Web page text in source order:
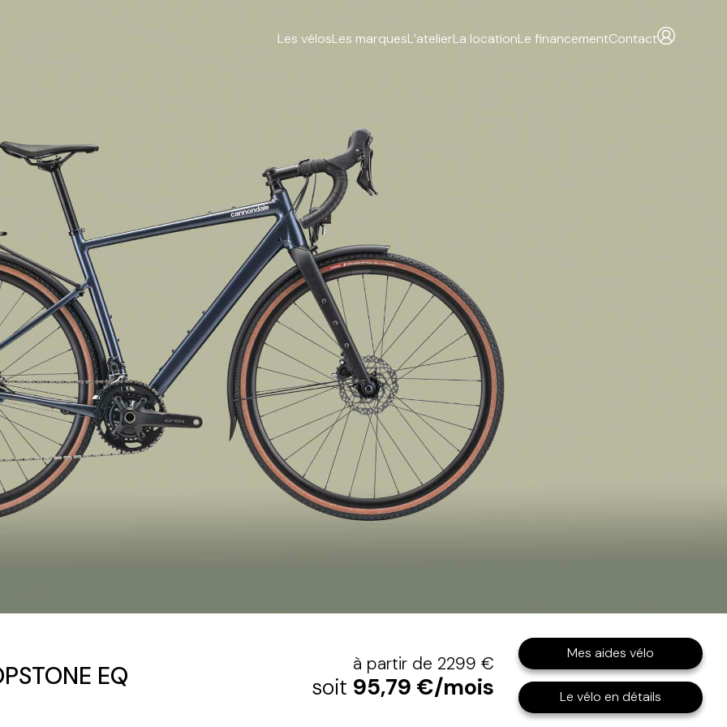
Les vélosLes marquesL’atelierLa locationLe financementContact
EQ à partir de 2299 €
soit 95,79 €/mois
Mes aides vélo
Le vélo en détails